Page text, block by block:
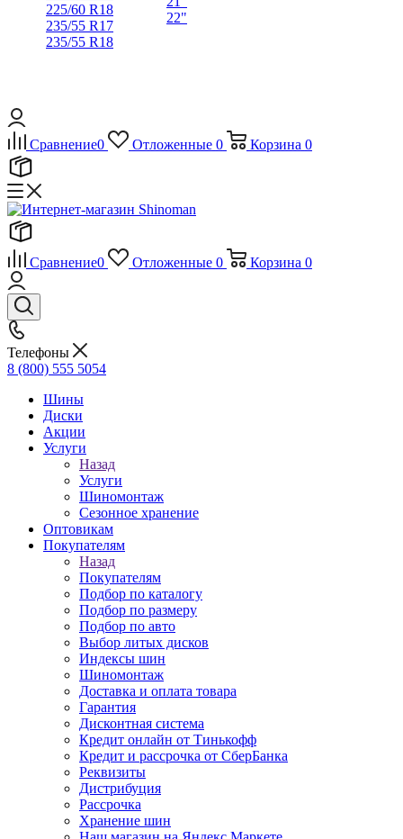
225/60 R18
235/55 R17
235/55 R18
22"
Сравнение0 Отложенные 0 Корзина 0
Сравнение0 Отложенные 0 Корзина 0
Телефоны
8 (800) 555 5054
Шины
Диски
Акции
Услуги
Назад
Услуги
Шиномонтаж
Сезонное хранение
Оптовикам
Покупателям
Назад
Покупателям
Подбор по каталогу
Подбор по размеру
Подбор по авто
Выбор литых дисков
Индексы шин
Шиномонтаж
Доставка и оплата товара
Гарантия
Дисконтная система
Кредит онлайн от Тинькофф
Кредит и рассрочка от СберБанка
Реквизиты
Дистрибуция
Рассрочка
Хранение шин